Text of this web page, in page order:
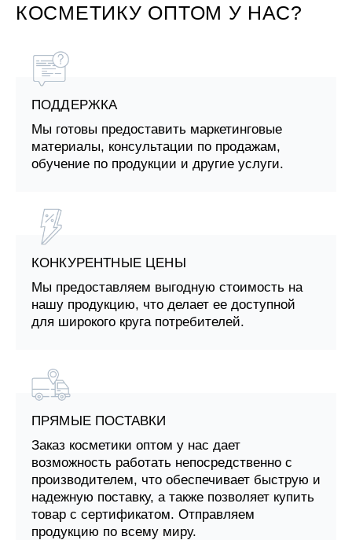
КОСМЕТИКУ ОПТОМ У НАС?
ПОДДЕРЖКА
Мы готовы предоставить маркетинговые
материалы, консультации по продажам,
обучение по продукции и другие услуги.
КОНКУРЕНТНЫЕ ЦЕНЫ
Мы предоставляем выгодную стоимость на
нашу продукцию, что делает ее доступной
для широкого круга потребителей.
ПРЯМЫЕ ПОСТАВКИ
Заказ косметики оптом у нас дает
возможность работать непосредственно с
производителем, что обеспечивает быструю и
надежную поставку, а также позволяет купить
товар с сертификатом. Отправляем
продукцию по всему миру.